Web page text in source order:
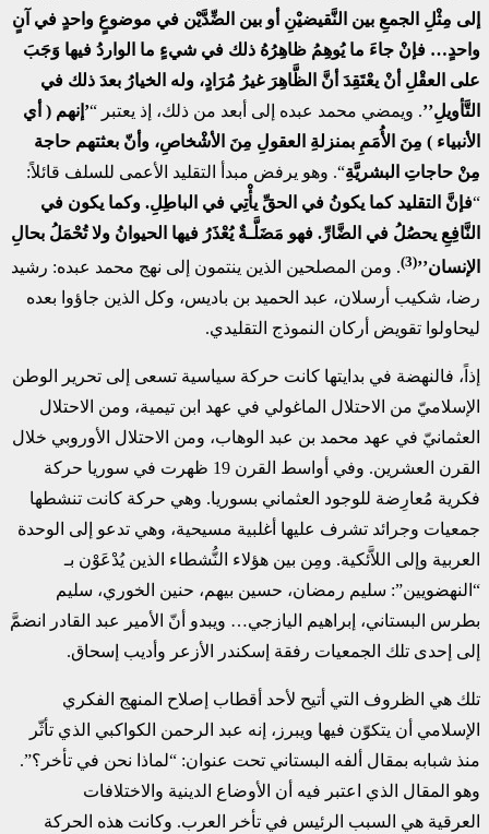
إلى مِثْلِ الجمعِ بين النَّقيضيْنِ أو بين الضِّدَّيْن في موضوعٍ واحدٍ في آنٍ
واحدٍ… فإنْ جاءَ ما يُوهِمُ ظاهِرُهُ ذلك في شيءٍ ما الواردُ فيها وَجَبَ
على العقْلِ أنْ يعْتَقِدَ أنَّ الظَّاهِرَ غيرُ مُرَادٍ، وله الخيارُ بعدَ ذلك في
التَّأويلِ’’. ويمضي محمد عبده إلى أبعد من ذلك، إذ يعتبر “’إنهم ( أي
الأنبياء ) مِنَ الأُمَمِ بمنزلةِ العقولِ مِنَ الأشْخاصِ، وأنّ بعثتهم حاجة
مِنْ حاجاتِ البشريَّةِ“. وهو يرفض مبدأ التقليد الأعمى للسلف قائلاً:
“فإنَّ التقليد كما يكونُ في الحقِّ يأْتِي في الباطِلِ. وكما يكون في
النَّافِعِ يحصُلُ في الضَّارِّ. فهو مَضَلَّـةٌ يُعْذَرُ فيها الحيوانُ ولا تُحْمَلُ بحالِ
الإنسان’’(3)
. ومن المصلحين الذين ينتمون إلى نهج محمد عبده: رشيد
رضا، شكيب أرسلان، عبد الحميد بن باديس، وكل الذين جاؤوا بعده
ليحاولوا تقويض أركان النموذج التقليدي.
إذاً، فالنهضة في بدايتها كانت حركة سياسية تسعى إلى تحرير الوطن
الإسلاميّ من الاحتلال الماغولي في عهد ابن تيمية، ومن الاحتلال
العثمانيّ في عهد محمد بن عبد الوهاب، ومن الاحتلال الأوروبي خلال
القرن العشرين. وفي أواسط القرن 19 ظهرت في سوريا حركة
فكرية مُعارِضة للوجود العثماني بسوريا. وهي حركة كانت تنشطها
جمعيات وجرائد تشرف عليها أغلبية مسيحية، وهي تدعو إلى الوحدة
العربية وإلى اللاَّئكية. ومِن بين هؤلاء النُّشطاء الذين يُدْعَوْن بـ
“النهضويين”: سليم رمضان، حسين بيهم، حنين الخوري، سليم
بطرس البستاني، إبراهيم اليازجي… ويبدو أنّ الأمير عبد القادر انضمَّ
إلى إحدى تلك الجمعيات رفقة إسكندر الأزعر وأديب إسحاق.
تلك هي الظروف التي أتيح لأحد أقطاب إصلاح المنهج الفكري
الإسلامي أن يتكوّن فيها ويبرز، إنه عبد الرحمن الكواكبي الذي تأثّر
منذ شبابه بمقال ألفه البستاني تحت عنوان: “لماذا نحن في تأخر؟”.
وهو المقال الذي اعتبر فيه أن الأوضاع الدينية والاختلافات
العرقية هي السبب الرئيس في تأخر العرب. وكانت هذه الحركة